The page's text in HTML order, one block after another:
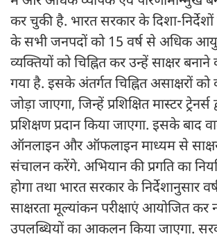
कर चुकी है. भारत सरकार के दिशा-
के सभी जनपदों को 15 वर्ष से अधिक
व्यक्तियों को चिह्नित कर उन्हें साक्षर बनाने
गया है. इसके अंतर्गत चिह्नित असाक्षरों को
जोड़ा जाएगा, जिन्हें प्रशिक्षित मास्टर ट्रेनर्स
प्रशिक्षण प्रदान किया जाएगा. इसके बाद
ऑनलाइन और ऑफलाइन माध्यम से
संचालन करेंगे. अभियान की प्रगति का
होगा तथा भारत सरकार के निर्देशानुसार
साक्षरता मूल्यांकन परीक्षाएं आयोजित कर
उपलब्धियों का आकलन किया जाएगा.